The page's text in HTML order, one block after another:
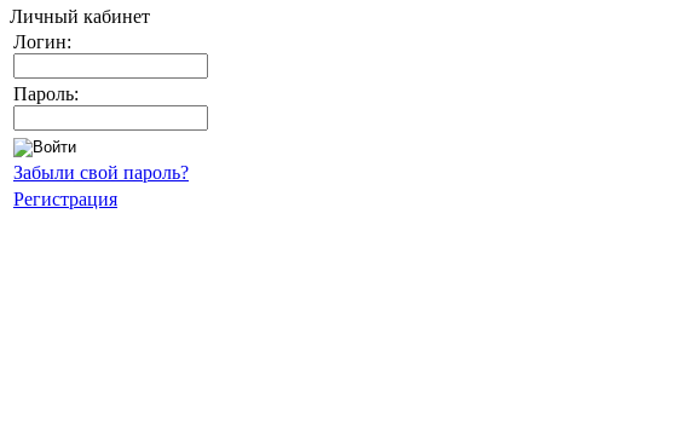
Личный кабинет
Логин:
Пароль:
Забыли свой пароль?
Регистрация